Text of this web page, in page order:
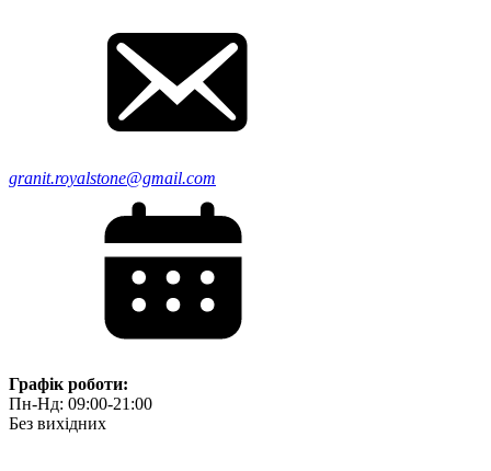
granit.royalstone@gmail.com
Графік роботи:
Пн-Нд: 09:00-21:00
Без вихідних